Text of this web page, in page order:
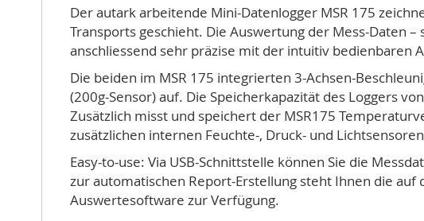
Der autark arbeitende Mini-Datenlogger MSR 175
Transports geschieht. Die Auswertung der Mess-Daten
anschliessend sehr präzise mit der intuitiv bedienbaren
Die beiden im MSR 175 integrierten 3-Achsen-
(200g-Sensor) auf. Die Speicherkapazität des Loggers
Zusätzlich misst und speichert der MSR175
zusätzlichen internen Feuchte-, Druck- und
Easy-to-use: Via USB-Schnittstelle können Sie die
zur automatischen Report-Erstellung steht Ihnen die
Auswertesoftware zur Verfügung.